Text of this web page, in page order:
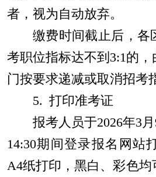
者，视为自动放弃。
缴费时间截止后，各
考职位指标达不到 3:1的，
门按要求递减或取消招考
5. 打印准考证
报考人员于2026年3月
14:30期间登录报名网站
A4纸打印，黑白、彩色均